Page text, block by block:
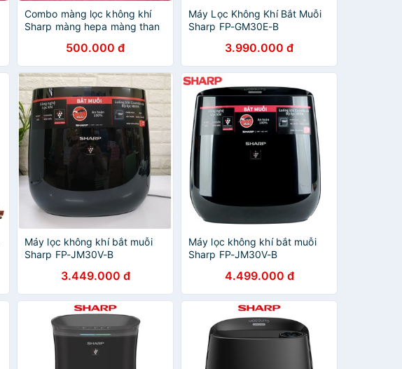
Combo màng lọc không khí
Sharp màng hepa màng than
500.000 đ
Máy Lọc Không Khí Bắt Muỗi
Sharp FP-GM30E-B
3.990.000 đ
Máy lọc không khí bắt muỗi
Sharp FP-JM30V-B
3.449.000 đ
Máy lọc không khí bắt muỗi
Sharp FP-JM30V-B
4.499.000 đ